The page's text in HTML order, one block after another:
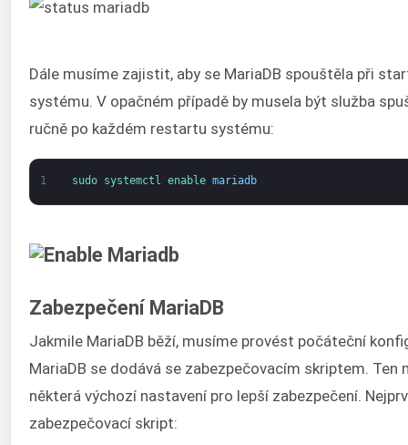
Dále musíme zajistit, aby se MariaDB spouštěla při
systému. V opačném případě by musela být služba
ručně po každém restartu systému:
1 sudo systemctl enable mariadb
Zabezpečení MariaDB
Jakmile MariaDB běží, musíme provést počáteční
MariaDB se dodává se zabezpečovacím skriptem. Ten
některá výchozí nastavení pro lepší zabezpečení.
zabezpečovací skript: